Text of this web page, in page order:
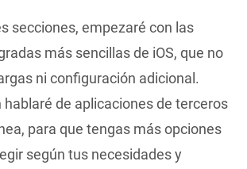
secciones, empezaré con las
más sencillas de iOS, que no
ni configuración adicional.
hablaré de aplicaciones de terceros
para que tengas más opciones
según tus necesidades y